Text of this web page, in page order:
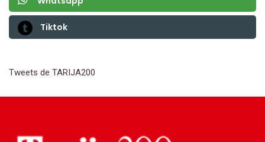
Tiktok
Tweets de TARIJA200